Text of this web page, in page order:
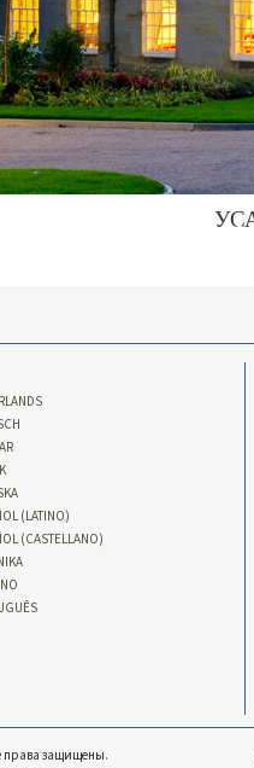
(LATINO)
(CASTELLANO)
права защищены.